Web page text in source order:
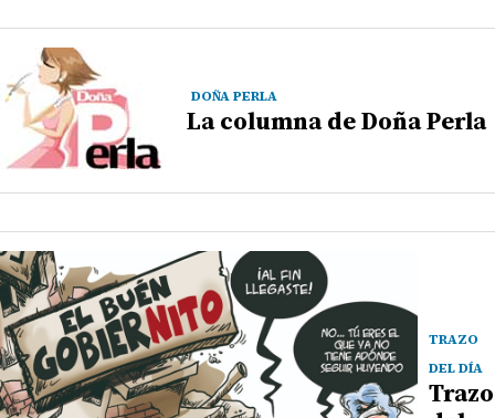
DOÑA PERLA
La columna de Doña Perla
TRAZO
DEL DÍA
Trazo